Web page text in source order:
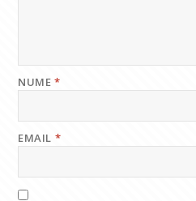
NUME*
EMAIL *